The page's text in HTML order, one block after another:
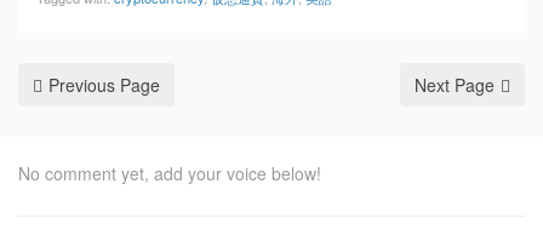
Previous Page Next Page
No comment yet, add your voice below!